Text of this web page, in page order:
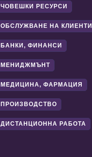
ЧОВЕШКИ РЕСУРСИ
ОБСЛУЖВАНЕ НА КЛИЕНТИ
БАНКИ, ФИНАНСИ
МЕНИДЖМЪНТ
МЕДИЦИНА, ФАРМАЦИЯ
ПРОИЗВОДСТВО
ДИСТАНЦИОННА РАБОТА